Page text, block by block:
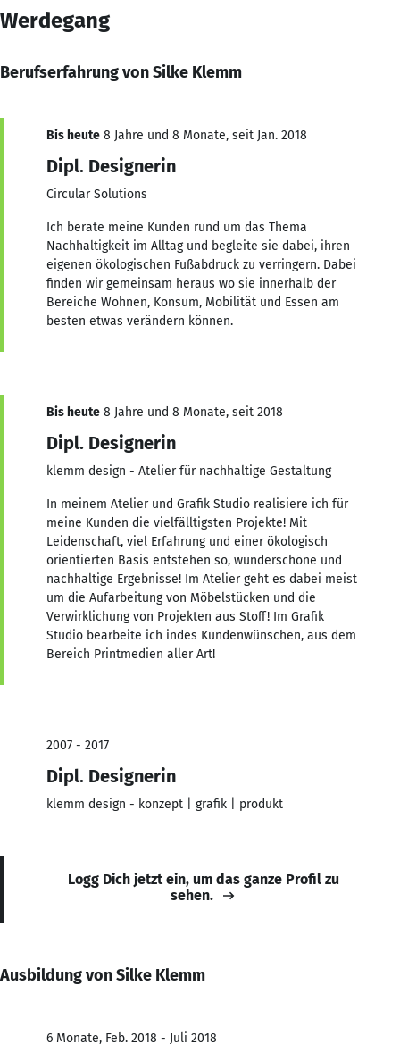
Werdegang
Berufserfahrung von Silke Klemm
Bis heute 8 Jahre und 8 Monate, seit Jan. 2018
Dipl. Designerin
Circular Solutions
Ich berate meine Kunden rund um das Thema
Nachhaltigkeit im Alltag und begleite sie dabei, ihren
eigenen ökologischen Fußabdruck zu verringern. Dabei
finden wir gemeinsam heraus wo sie innerhalb der
Bereiche Wohnen, Konsum, Mobilität und Essen am
besten etwas verändern können.
Bis heute 8 Jahre und 8 Monate, seit 2018
Dipl. Designerin
klemm design - Atelier für nachhaltige Gestaltung
In meinem Atelier und Grafik Studio realisiere ich für
meine Kunden die vielfälltigsten Projekte! Mit
Leidenschaft, viel Erfahrung und einer ökologisch
orientierten Basis entstehen so, wunderschöne und
nachhaltige Ergebnisse! Im Atelier geht es dabei meist
um die Aufarbeitung von Möbelstücken und die
Verwirklichung von Projekten aus Stoff! Im Grafik
Studio bearbeite ich indes Kundenwünschen, aus dem
Bereich Printmedien aller Art!
2007 - 2017
Dipl. Designerin
klemm design - konzept | grafik | produkt
Logg Dich jetzt ein, um das ganze Profil zu
sehen.
Ausbildung von Silke Klemm
6 Monate, Feb. 2018 - Juli 2018